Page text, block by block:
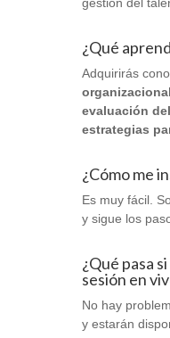
¿Qué
Adquirirás
evaluación
estrategias
¿Cómo me
Es muy fácil.
y sigue los
¿Qué pasa
sesión en
No hay
y estarán